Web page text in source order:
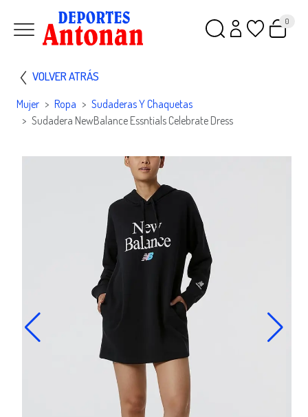
0
VOLVER ATRÁS
Mujer Ropa
Sudaderas Y Chaquetas
Sudadera NewBalance Essntials Celebrate Dress